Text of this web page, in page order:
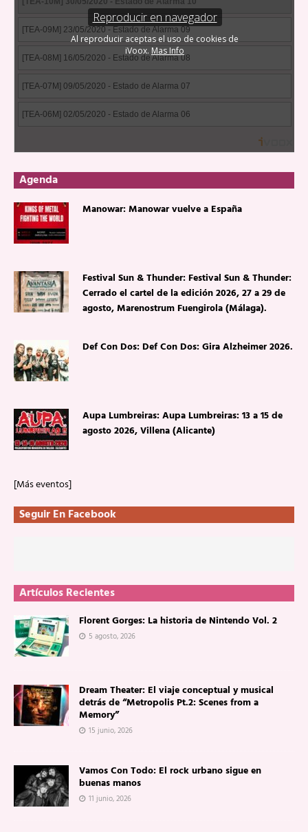
Agenda
Manowar: Manowar vuelve a España
Festival Sun & Thunder: Festival Sun & Thunder:
Cerrado el cartel de la edición 2026, 27 a 29 de
agosto, Marenostrum Fuengirola (Málaga).
Def Con Dos: Def Con Dos: Gira Alzheimer 2026.
Aupa Lumbreiras: Aupa Lumbreiras: 13 a 15 de
agosto 2026, Villena (Alicante)
[Más eventos]
Seguir En Facebook
Artículos Recientes
Florent Gorges: La historia de Nintendo Vol. 2
5 agosto, 2026
Dream Theater: El viaje conceptual y musical
detrás de “Metropolis Pt.2: Scenes from a
Memory”
15 junio, 2026
Vamos Con Todo: El rock urbano sigue en
buenas manos
11 junio, 2026